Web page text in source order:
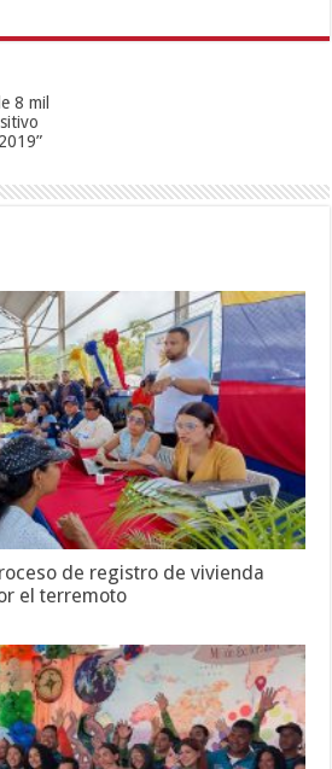
8 mil
de registro de vivienda
el terremoto